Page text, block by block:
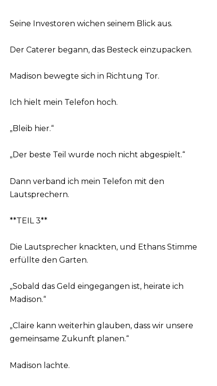
Seine Investoren wichen seinem Blick aus.
Der Caterer begann, das Besteck einzupacken.
Madison bewegte sich in Richtung Tor.
Ich hielt mein Telefon hoch.
„Bleib hier.“
„Der beste Teil wurde noch nicht abgespielt.“
Dann verband ich mein Telefon mit den
Lautsprechern.
**TEIL 3**
Die Lautsprecher knackten, und Ethans Stimme
erfüllte den Garten.
„Sobald das Geld eingegangen ist, heirate ich
Madison.“
„Claire kann weiterhin glauben, dass wir unsere
gemeinsame Zukunft planen.“
Madison lachte.